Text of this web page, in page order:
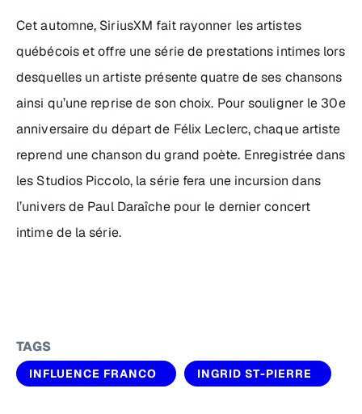
Cet automne, SiriusXM fait rayonner les artistes
québécois et offre une série de prestations intimes lors
desquelles un artiste présente quatre de ses chansons
ainsi qu’une reprise de son choix. Pour souligner le 30e
anniversaire du départ de Félix Leclerc, chaque artiste
reprend une chanson du grand poète. Enregistrée dans
les Studios Piccolo, la série fera une incursion dans
l’univers de Paul Daraîche pour le dernier concert
intime de la série.
TAGS
INFLUENCE FRANCO INGRID ST-PIERRE